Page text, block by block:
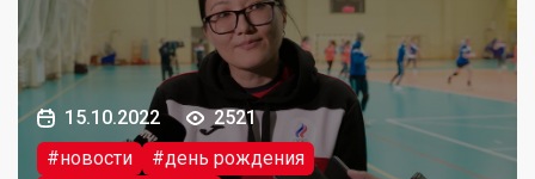
15.10.2022
2521
#новости
#день рождения